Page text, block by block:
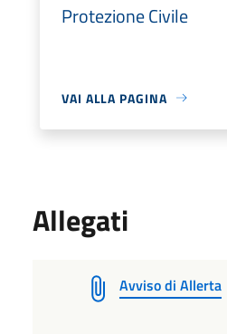
Protezione Civile
VAI ALLA PAGINA
Allegati
Avviso di Allerta